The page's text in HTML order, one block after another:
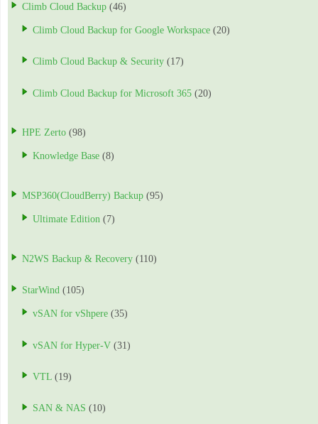
Climb Cloud Backup (46)
Climb Cloud Backup for Google Workspace (20)
Climb Cloud Backup & Security (17)
Climb Cloud Backup for Microsoft 365 (20)
HPE Zerto (98)
Knowledge Base (8)
MSP360(CloudBerry) Backup (95)
Ultimate Edition (7)
N2WS Backup & Recovery (110)
StarWind (105)
vSAN for vShpere (35)
vSAN for Hyper-V (31)
VTL (19)
SAN & NAS (10)